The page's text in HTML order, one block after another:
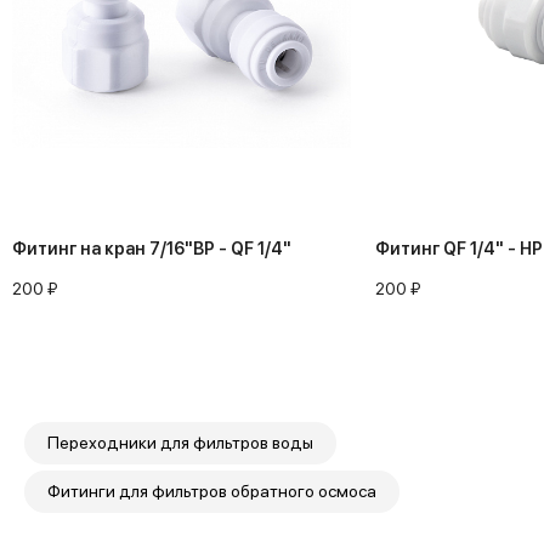
Фитинг на кран 7/16"ВР - QF 1/4"
200 ₽
Фитинг QF 1/4" -
200 ₽
Переходники для фильтров воды
Фитинги для фильтров обратного осмоса